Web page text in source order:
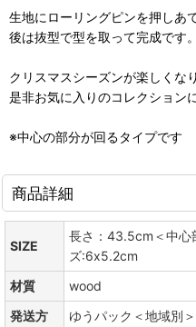
生地にローリングピンを押しあ
後は抜型で型を取って完成です。
クリスマスシーズンが楽しくな
是非お気に入りのコレクション
※中心の部分が回るタイプです
商品詳細
SIZE
長さ：43.5cm＜中
ズ:6x5.2cm
材質
wood
発送方
ゆうパック＜地域別＞